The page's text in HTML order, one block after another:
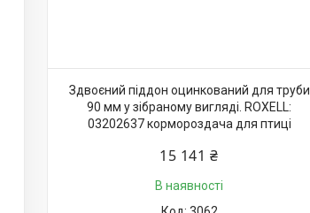
Здвоєний піддон оцинкований для труби
90 мм у зібраному вигляді. ROXELL:
03202637 кормороздача для птиці
15 141 ₴
В наявності